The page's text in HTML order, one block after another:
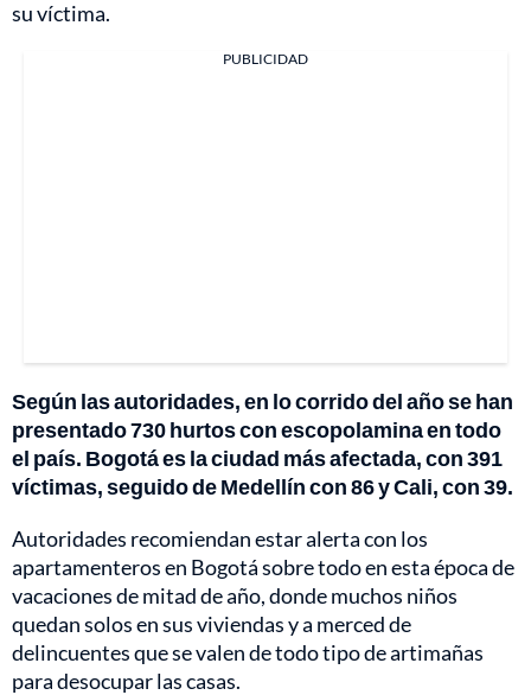
su víctima.
PUBLICIDAD
Según las autoridades, en lo corrido del año se han
presentado 730 hurtos con escopolamina en todo
el país. Bogotá es la ciudad más afectada, con 391
víctimas, seguido de Medellín con 86 y Cali, con 39.
Autoridades recomiendan estar alerta con los
apartamenteros en Bogotá sobre todo en esta época de
vacaciones de mitad de año, donde muchos niños
quedan solos en sus viviendas y a merced de
delincuentes que se valen de todo tipo de artimañas
para desocupar las casas.